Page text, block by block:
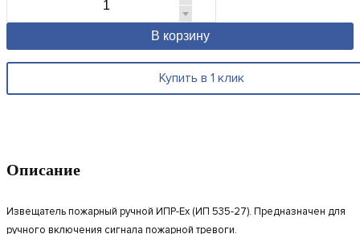
В корзину
Купить в 1 клик
Описание
Извещатель пожарный ручной ИПР-Ex (ИП 535-27). Предназначен для
ручного включения сигнала пожарной тревоги.